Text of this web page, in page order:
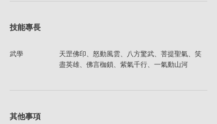
技能專長
武學
天罡佛印、怒動風雲、八方驚武、菩提聖氣、笑
盡英雄、佛言枷鎖、紫氣千行、一氣動山河
其他事項